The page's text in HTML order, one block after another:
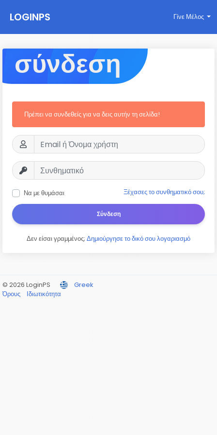
LOGINPS Γίνε Μέλος
σύνδεση
Πρέπει να συνδεθείς για να δεις αυτήν τη σελίδα!
Να με θυμάσαι Ξέχασες το συνθηματικό σου;
Σύνδεση
Δεν είσαι γραμμένος; Δημιούργησε το δικό σου λογαριασμό
© 2026 LoginPS
Greek
Όρους
Ιδιωτικότητα